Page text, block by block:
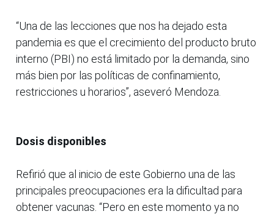
“Una de las lecciones que nos ha dejado esta
pandemia es que el crecimiento del producto bruto
interno (PBI) no está limitado por la demanda, sino
más bien por las políticas de confinamiento,
restricciones u horarios”, aseveró Mendoza.
Dosis disponibles
Refirió que al inicio de este Gobierno una de las
principales preocupaciones era la dificultad para
obtener vacunas. “Pero en este momento ya no